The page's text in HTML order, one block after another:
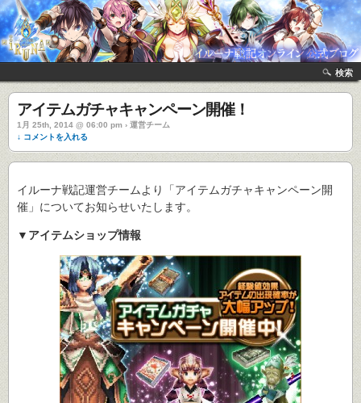
検索
アイテムガチャキャンペーン開催！
1月 25th, 2014 @ 06:00 pm › 運営チーム
↓ コメントを入れる
イルーナ戦記運営チームより「アイテムガチャキャンペーン開
催」についてお知らせいたします。
▼アイテムショップ情報